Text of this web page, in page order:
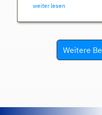
weiter lesen
Weitere